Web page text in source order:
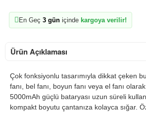
En Geç 3 gün içinde kargoya verilir!
Ürün Açıklaması
Çok fonksiyonlu tasarımıyla dikkat çeken
fanı, bel fanı, boyun fanı veya el fanı
5000mAh güçlü bataryası uzun süreli
kompakt boyutu çantanıza kolayca sığar.